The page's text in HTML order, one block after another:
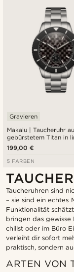
Makalu | Taucheruhr
gebürstetem Titan in
Auflage
Gravieren
199,00 €
5 FARBEN
Taucheruhren sind
– sie sind ein echtes
Funktionalität
bringen das
chillst oder im Büro
verleiht dir sofort
praktisch, sondern
ARTEN VON